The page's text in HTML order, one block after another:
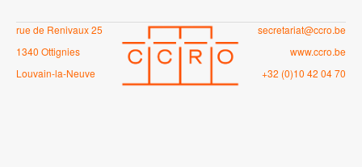
rue de Renivaux 25
1340 Ottignies
Louvain-la-Neuve
secretariat@ccro.be
www.ccro.be
+32 (0)10 42 04 70